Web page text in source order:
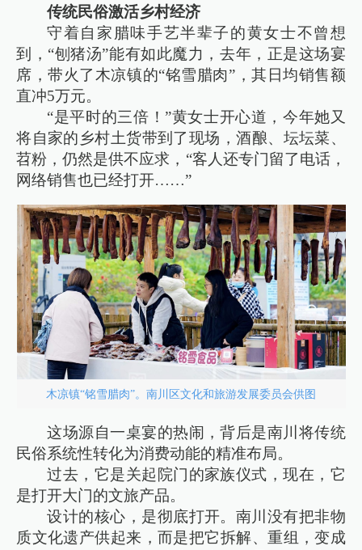
传统民俗激活乡村经济
守着自家腊味手艺半辈子的黄女士不曾想
到，“刨猪汤”能有如此魔力，去年，正是这场宴
席，带火了木凉镇的“铭雪腊肉”，其日均销售额
直冲5万元。
“是平时的三倍！”黄女士开心道，今年她又
将自家的乡村土货带到了现场，酒酿、坛坛菜、
苕粉，仍然是供不应求，“客人还专门留了电话，
网络销售也已经打开……”
木凉镇“铭雪腊肉”。南川区文化和旅游发展委员会供图
这场源自一桌宴的热闹，背后是南川将传统
民俗系统性转化为消费动能的精准布局。
过去，它是关起院门的家族仪式，现在，它
是打开大门的文旅产品。
设计的核心，是彻底打开。南川没有把非物
质文化遗产供起来，而是把它拆解、重组，变成